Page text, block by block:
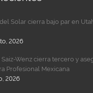
Solar cierra bajo par en
2026
Wenz cierra tercero y
Profesional Mexicana
2026